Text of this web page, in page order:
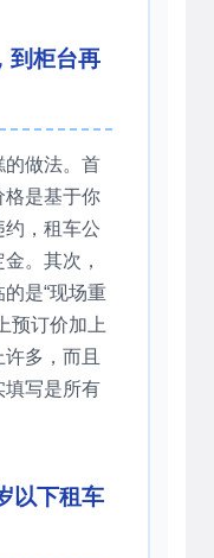
到柜台再
的做法。首
格是基于你
，租车公
。其次，
是“现场重
预订价加上
多，而且
填写是所有
以下租车